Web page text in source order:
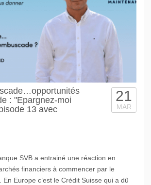
: "Epargnez-moi
13 avec
21
MAR
SVB a entrainé une réaction en
financiers à commencer par le
Europe c’est le Crédit Suisse qui a dû